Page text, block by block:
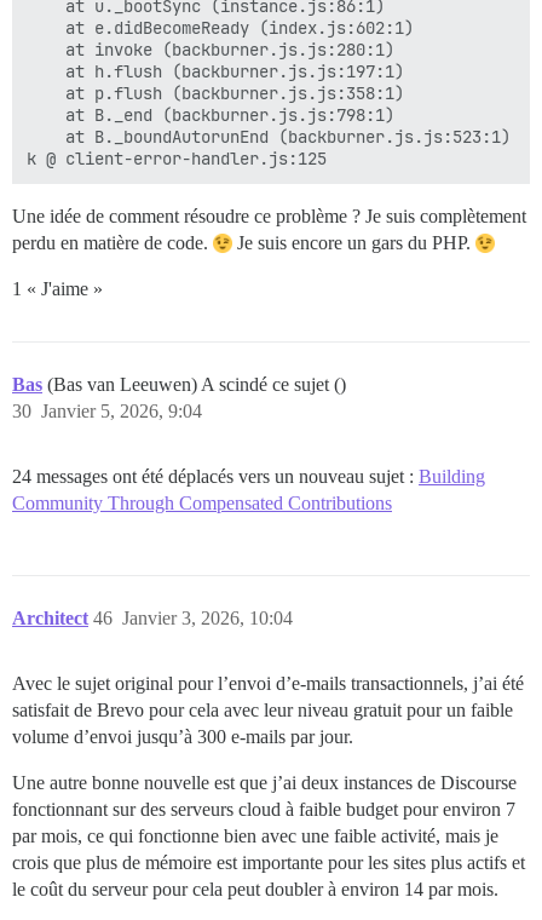
    at u._bootSync (instance.js:86:1)
    at e.didBecomeReady (index.js:602:1)
    at invoke (backburner.js.js:280:1)
    at h.flush (backburner.js.js:197:1)
    at p.flush (backburner.js.js:358:1)
    at B._end (backburner.js.js:798:1)
    at B._boundAutorunEnd (backburner.js.js:523:1)
Une idée de comment résoudre ce problème ? Je suis complètement
perdu en matière de code.
Je suis encore un gars du PHP.
1 « J'aime »
Bas (Bas van Leeuwen) A scindé ce sujet ()
Janvier 5, 2026, 9:04
30
24 messages ont été déplacés vers un nouveau sujet : Building
Community Through Compensated Contributions
Architect Janvier 3, 2026, 10:04
46
Avec le sujet original pour l’envoi d’e-mails transactionnels, j’ai été
satisfait de Brevo pour cela avec leur niveau gratuit pour un faible
volume d’envoi jusqu’à 300 e-mails par jour.
Une autre bonne nouvelle est que j’ai deux instances de Discourse
fonctionnant sur des serveurs cloud à faible budget pour environ 7
par mois, ce qui fonctionne bien avec une faible activité, mais je
crois que plus de mémoire est importante pour les sites plus actifs et
le coût du serveur pour cela peut doubler à environ 14 par mois.